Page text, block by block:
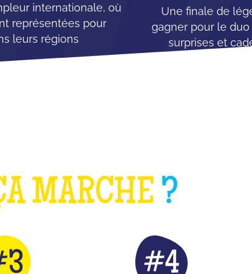
internationale, où
représentées pour
leurs régions
Une finale de
gagner pour le
surprises et
MARCHE ?